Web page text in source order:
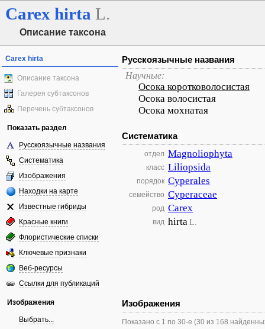
Carex hirta L.
Описание таксона
Carex hirta
Описание таксона
Галерея субтаксонов
Перечень субтаксонов
Показать раздел
Русскоязычные названия
Систематика
Изображения
Находки на карте
Известные гибриды
Красные книги
Флористические списки
Ключевые признаки
Веб-ресурсы
Ссылки для публикаций
Изображения
Выбрать...
Русскоязычные названия
Научные:
Осока коротковолосистая
Осока волосистая
Осока мохнатая
Систематика
отдел Magnoliophyta
класс Liliopsida
порядок Cyperales
семейство Cyperaceae
род Carex
вид hirtaL.
Изображения
Показано с 1 по 30-е (30 из 168